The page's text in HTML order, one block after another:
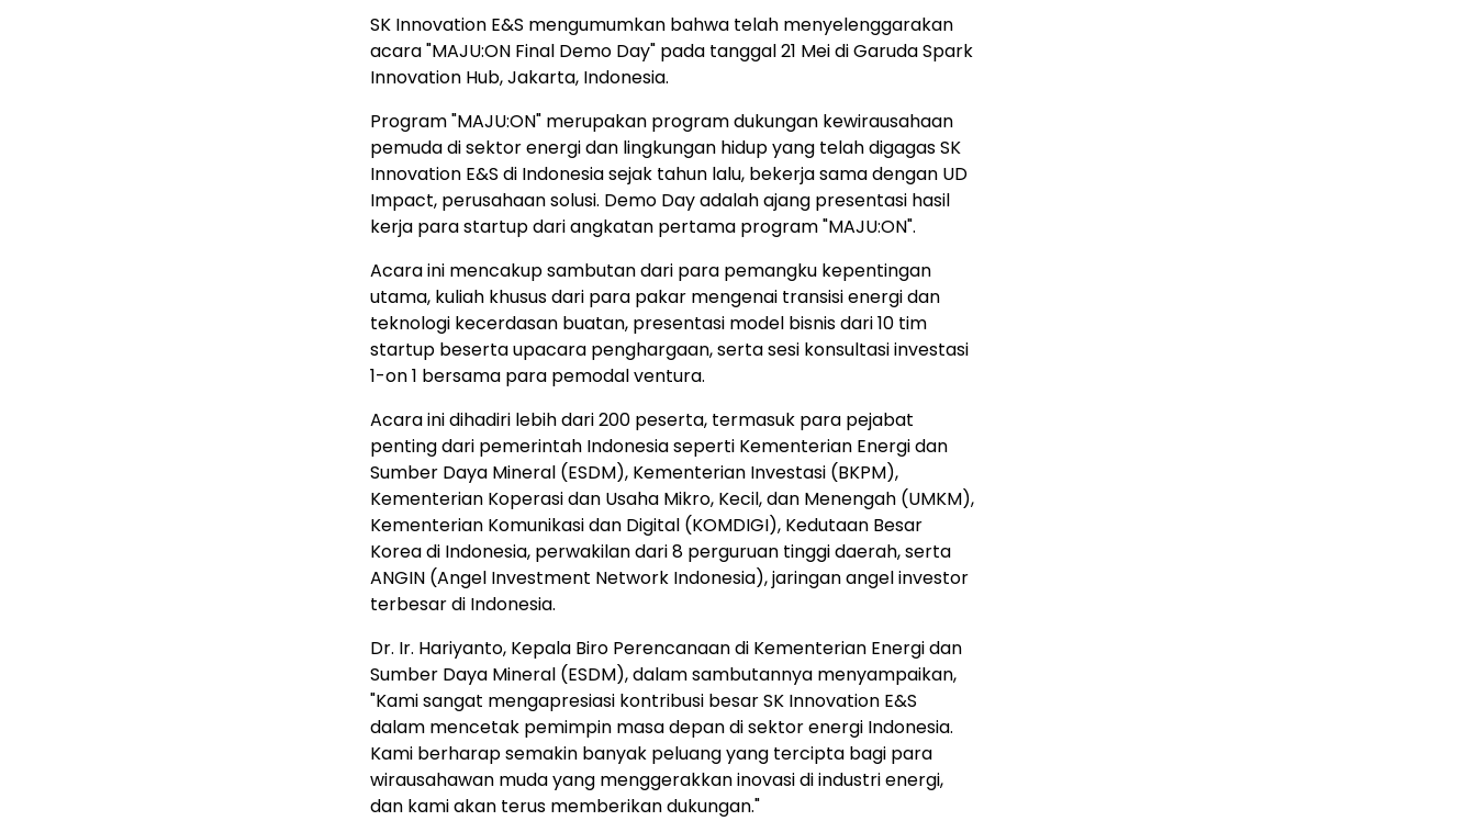
SK Innovation E&S mengumumkan bahwa telah menyelenggarakan
acara "MAJU:ON Final Demo Day" pada tanggal 21 Mei di Garuda Spark
Innovation Hub, Jakarta, Indonesia.
Program "MAJU:ON" merupakan program dukungan kewirausahaan
pemuda di sektor energi dan lingkungan hidup yang telah digagas SK
Innovation E&S di Indonesia sejak tahun lalu, bekerja sama dengan UD
Impact, perusahaan solusi. Demo Day adalah ajang presentasi hasil
kerja para startup dari angkatan pertama program "MAJU:ON".
Acara ini mencakup sambutan dari para pemangku kepentingan
utama, kuliah khusus dari para pakar mengenai transisi energi dan
teknologi kecerdasan buatan, presentasi model bisnis dari 10 tim
startup beserta upacara penghargaan, serta sesi konsultasi investasi
1-on 1 bersama para pemodal ventura.
Acara ini dihadiri lebih dari 200 peserta, termasuk para pejabat
penting dari pemerintah Indonesia seperti Kementerian Energi dan
Sumber Daya Mineral (ESDM), Kementerian Investasi (BKPM),
Kementerian Koperasi dan Usaha Mikro, Kecil, dan Menengah (UMKM),
Kementerian Komunikasi dan Digital (KOMDIGI), Kedutaan Besar
Korea di Indonesia, perwakilan dari 8 perguruan tinggi daerah, serta
ANGIN (Angel Investment Network Indonesia), jaringan angel investor
terbesar di Indonesia.
Dr. Ir. Hariyanto, Kepala Biro Perencanaan di Kementerian Energi dan
Sumber Daya Mineral (ESDM), dalam sambutannya menyampaikan,
"Kami sangat mengapresiasi kontribusi besar SK Innovation E&S
dalam mencetak pemimpin masa depan di sektor energi Indonesia.
Kami berharap semakin banyak peluang yang tercipta bagi para
wirausahawan muda yang menggerakkan inovasi di industri energi,
dan kami akan terus memberikan dukungan."